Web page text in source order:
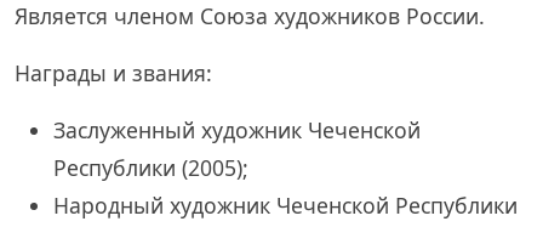
Является членом Союза художников России.
Награды и звания:
Заслуженный художник Чеченской
Республики (2005);
Народный художник Чеченской Республики